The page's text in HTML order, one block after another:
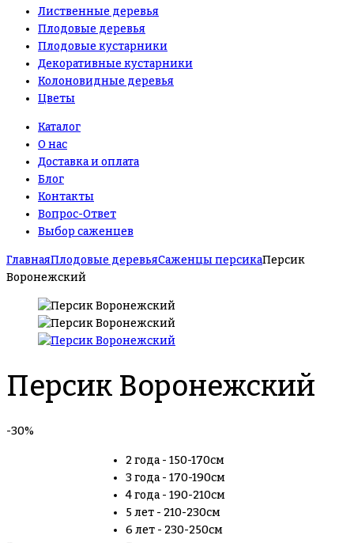
Лиственные деревья
Плодовые деревья
Плодовые кустарники
Декоративные кустарники
Колоновидные деревья
Цветы
Каталог
О нас
Доставка и оплата
Блог
Контакты
Вопрос-Ответ
Выбор саженцев
ГлавнаяПлодовые деревьяСаженцы персикаПерсик
Воронежский
Персик Воронежский
-30%
2 года - 150-170см
3 года - 170-190см
4 года - 190-210см
5 лет - 210-230см
6 лет - 230-250см